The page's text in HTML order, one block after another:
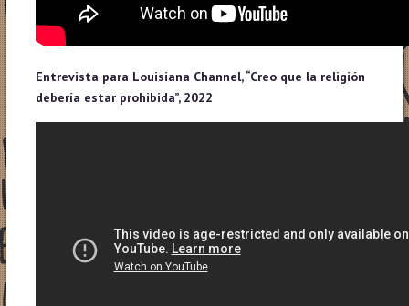
Entrevista para Louisiana Channel, “Creo que la religión
debería estar prohibida”, 2022